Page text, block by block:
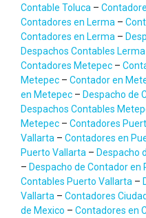
Contable Toluca –
Contadores en Lerma –
Contadores en Lerma –
Despachos Contables Lerma
Contadores Metepec –
Metepec – Contador en
en Metepec – Despacho de
Despachos Contables
Metepec – Contadores
Vallarta – Contadores en
Puerto Vallarta – Despacho
– Despacho de Contador en
Contables Puerto Vallarta –
Vallarta – Contadores
de Mexico – Contadores en